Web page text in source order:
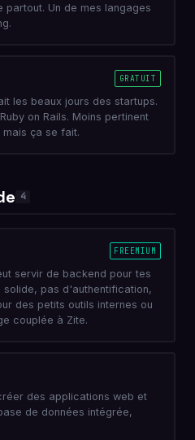
partout. Un de mes langages
GRATUIT
les beaux jours des startups.
on Rails. Moins pertinent
ça se fait.
4
FREEMIUM
servir de backend pour tes
solide, pas d'authentification,
des petits outils internes ou
couplée à Zite.
des applications web et
de données intégrée,